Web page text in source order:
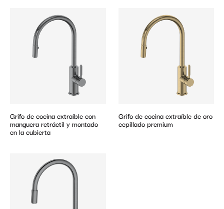
Grifo de cocina extraíble con
manguera retráctil y montado
en la cubierta
Grifo de cocina extraíble de oro
cepillado premium